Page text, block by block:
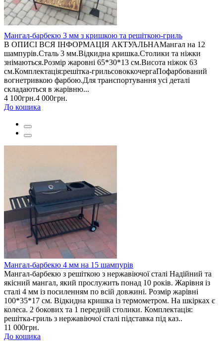
Мангал-барбекю 3 мм з кришкою та решіткою-гриль
В ОПИСІ ВСЯ ІНФОРМАЦІЯ АКТУАЛЬНАМангал на 12
шампурів.Сталь 3 мм.Відкидна кришка.Столики та ніжки
знімаються.Розмір жаровні 65*30*13 см.Висота ніжок 63
см.Комплектація:решітка-грильсовоккочергаПофарбований
вогнетривкою фарбою.Для транспортування усі деталі
складаються в жарівню...
4 100грн.4 000грн.
До кошика
Мангал-барбекю 4 мм на 15 шампурів
Мангал-барбекю з решіткою з нержавіючої сталі Надійний та
якісний мангал, який прослужить понад 10 років. Жарівня із
сталі 4 мм із посиленням по всій довжині. Розмір жарівні
100*35*17 см. Відкидна кришка із термометром. На шкірках є
колеса. 2 бокових та 1 передній столики. Комплектація:
решітка-гриль з нержавіючої сталі підставка під каз..
11 000грн.
До кошика